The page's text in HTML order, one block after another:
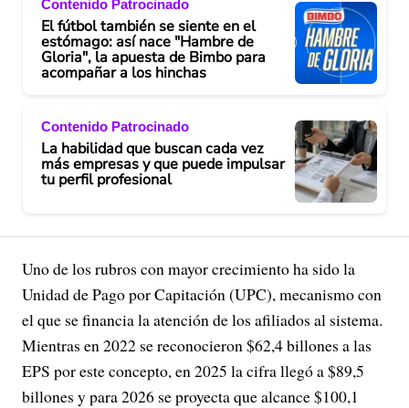
Contenido Patrocinado
El fútbol también se siente en el
estómago: así nace "Hambre de
Gloria", la apuesta de Bimbo para
acompañar a los hinchas
Contenido Patrocinado
La habilidad que buscan cada vez
más empresas y que puede impulsar
tu perfil profesional
Uno de los rubros con mayor crecimiento ha sido la
Unidad de Pago por Capitación (UPC), mecanismo con
el que se financia la atención de los afiliados al sistema.
Mientras en 2022 se reconocieron $62,4 billones a las
EPS por este concepto, en 2025 la cifra llegó a $89,5
billones y para 2026 se proyecta que alcance $100,1